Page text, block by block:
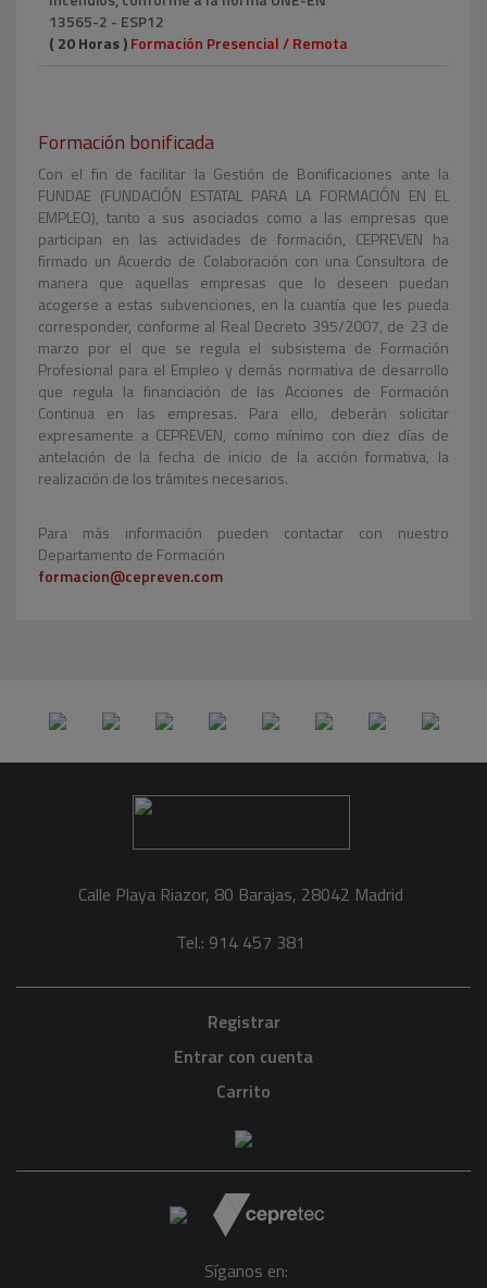
13565-2 - ESP12
( 20 Horas )Formación Presencial / Remota
Formación bonificada
Con el fin de facilitar la Gestión de Bonificaciones ante la
FUNDAE (FUNDACIÓN ESTATAL PARA LA FORMACIÓN EN EL
EMPLEO), tanto a sus asociados como a las empresas que
participan en las actividades de formación, CEPREVEN ha
firmado un Acuerdo de Colaboración con una Consultora de
manera que aquellas empresas que lo deseen puedan
acogerse a estas subvenciones, en la cuantía que les pueda
corresponder, conforme al Real Decreto 395/2007, de 23 de
marzo por el que se regula el subsistema de Formación
Profesional para el Empleo y demás normativa de desarrollo
que regula la financiación de las Acciones de Formación
Continua en las empresas. Para ello, deberán solicitar
expresamente a CEPREVEN, como mínimo con diez días de
antelación de la fecha de inicio de la acción formativa, la
realización de los trámites necesarios.
Para más información pueden contactar con nuestro
Departamento de Formación
formacion@cepreven.com
Calle Playa Riazor, 80 Barajas, 28042 Madrid
Tel.: 914 457 381
Registrar
Entrar con cuenta
Carrito
Síganos en: